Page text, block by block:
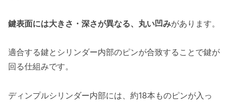
鍵表面には大きさ・深さが異なる、丸い凹みがあります。
適合する鍵とシリンダー内部のピンが合致することで鍵が
回る仕組みです。
ディンプルシリンダー内部には、約18本ものピンが入っ